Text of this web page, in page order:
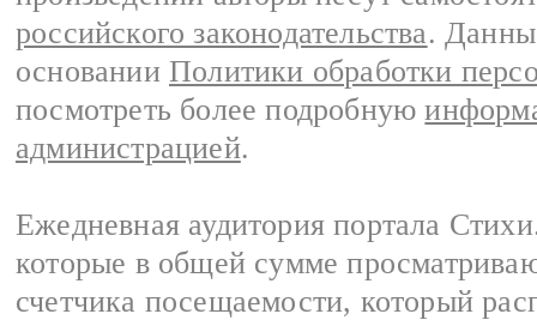
российского законодательства.
основании Политики обработки
посмотреть более подробную
администрацией.
Ежедневная аудитория портала
которые в общей сумме
счетчика посещаемости, который